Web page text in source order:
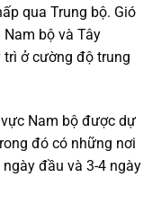
qua Trung bộ. Gió
bộ và Tây
ở cường độ trung
Nam bộ được dự
đó có những nơi
đầu và 3-4 ngày